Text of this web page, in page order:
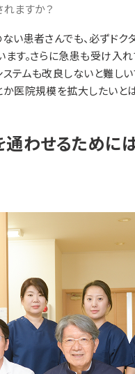
ますか？
い患者さんでも、必ずドク
す。さらに急患も受け入
ステムも改良しないと難
医院規模を拡大したいと
通わせるために